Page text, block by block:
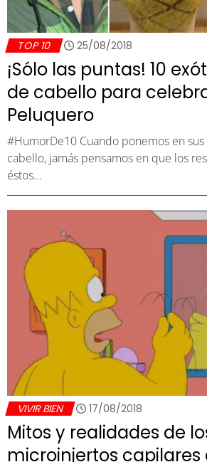
TOP 10 25/08/2018
¡Sólo las puntas! 10
de cabello para
Peluquero
#HumorDe10 Cuando ponemos en
cabello, jamás pensamos en que los
éstos...
VIVIR BIEN 17/08/2018
Mitos y realidades de
microinjertos